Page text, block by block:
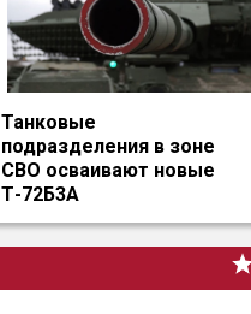
Танковые
подразделения в зоне
СВО осваивают новые
Т-72Б3А